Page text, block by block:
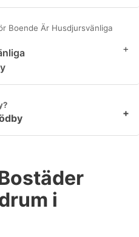
Boende Är Husdjursvänliga
+
+
i